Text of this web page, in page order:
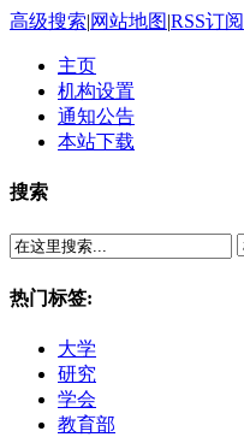
高级搜索|网站地图|RSS订阅
主页
机构设置
通知公告
本站下载
搜索
热门标签:
大学
研究
学会
教育部